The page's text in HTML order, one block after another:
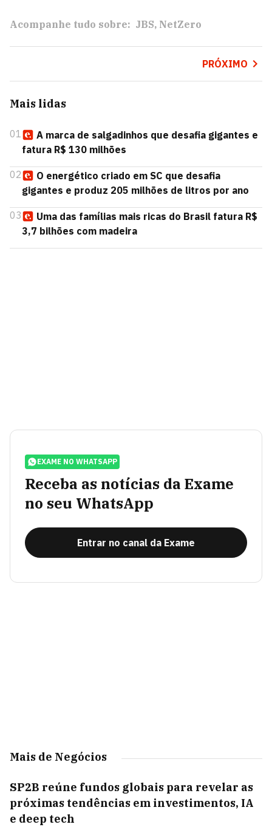
Acompanhe tudo sobre: JBS NetZero
PRÓXIMO
Mais lidas
01
A marca de salgadinhos que desafia gigantes e
fatura R$ 130 milhões
02
O energético criado em SC que desafia
gigantes e produz 205 milhões de litros por ano
03
Uma das famílias mais ricas do Brasil fatura R$
3,7 bilhões com madeira
EXAME NO WHATSAPP
Receba as notícias da Exame
no seu WhatsApp
Entrar no canal da Exame
Mais de Negócios
SP2B reúne fundos globais para revelar as
próximas tendências em investimentos, IA
e deep tech